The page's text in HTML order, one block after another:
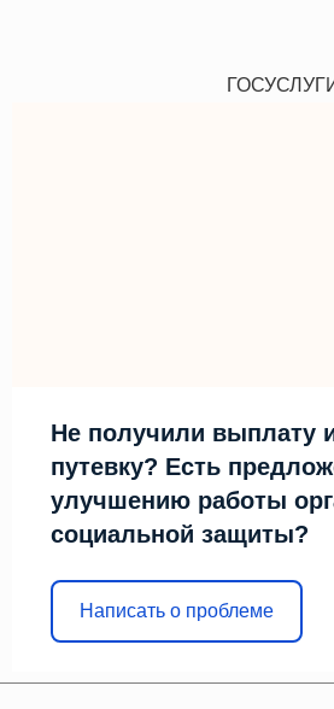
Не получили выплату
путевку? Есть
улучшению работы
социальной защиты?
Написать о проблеме